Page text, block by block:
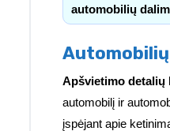
automobilių
Apšvietimo detalių
automobilį ir
įspėjant apie